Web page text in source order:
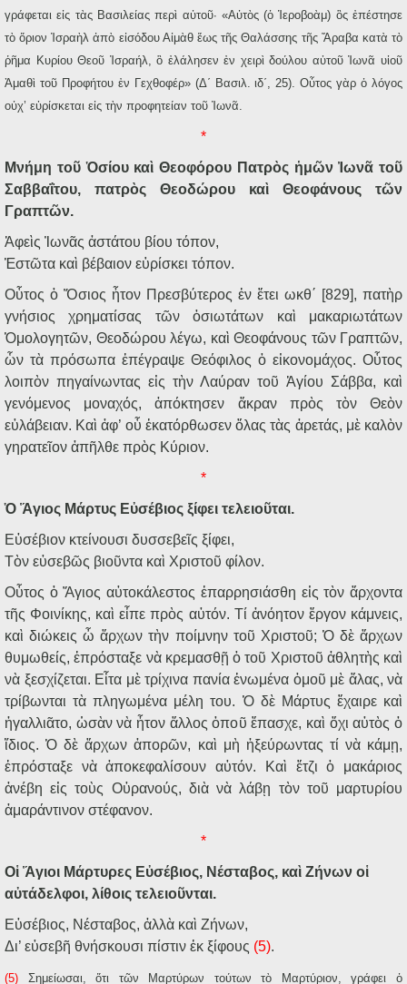
γράφεται εἰς τὰς Βασιλείας περὶ αὐτοῦ· «Αὐτὸς (ὁ Ἱεροβοὰμ) ὃς ἐπέστησε
τὸ ὅριον Ἰσραὴλ ἀπὸ εἰσόδου Αἰμὰθ ἕως τῆς Θαλάσσης τῆς Ἄραβα κατὰ τὸ
ῥῆμα Κυρίου Θεοῦ Ἰσραήλ, ὃ ἐλάλησεν ἐν χειρὶ δούλου αὑτοῦ Ἰωνᾶ υἱοῦ
Ἀμαθὶ τοῦ Προφήτου ἐν Γεχθοφέρ» (Δ΄ Βασιλ. ιδ΄, 25). Οὗτος γὰρ ὁ λόγος
οὐχ’ εὑρίσκεται εἰς τὴν προφητείαν τοῦ Ἰωνᾶ.
*
Μνήμη τοῦ Ὁσίου καὶ Θεοφόρου Πατρὸς ἡμῶν Ἰωνᾶ τοῦ
Σαββαΐτου, πατρὸς Θεοδώρου καὶ Θεοφάνους τῶν
Γραπτῶν.
Ἀφεὶς Ἰωνᾶς ἀστάτου βίου τόπον,
Ἑστῶτα καὶ βέβαιον εὑρίσκει τόπον.
Οὗτος ὁ Ὅσιος ἦτον Πρεσβύτερος ἐν ἔτει ωκθ΄ [829], πατὴρ
γνήσιος χρηματίσας τῶν ὁσιωτάτων καὶ μακαριωτάτων
Ὁμολογητῶν, Θεοδώρου λέγω, καὶ Θεοφάνους τῶν Γραπτῶν,
ὧν τὰ πρόσωπα ἐπέγραψε Θεόφιλος ὁ εἰκονομάχος. Οὗτος
λοιπὸν πηγαίνωντας εἰς τὴν Λαύραν τοῦ Ἁγίου Σάββα, καὶ
γενόμενος μοναχός, ἀπόκτησεν ἄκραν πρὸς τὸν Θεὸν
εὐλάβειαν. Καὶ ἀφ’ οὗ ἐκατόρθωσεν ὅλας τὰς ἀρετάς, μὲ καλὸν
γηρατεῖον ἀπῆλθε πρὸς Κύριον.
*
Ὁ Ἅγιος Μάρτυς Εὐσέβιος ξίφει τελειοῦται.
Εὐσέβιον κτείνουσι δυσσεβεῖς ξίφει,
Τὸν εὐσεβῶς βιοῦντα καὶ Χριστοῦ φίλον.
Οὗτος ὁ Ἅγιος αὐτοκάλεστος ἐπαρρησιάσθη εἰς τὸν ἄρχοντα
τῆς Φοινίκης, καὶ εἶπε πρὸς αὐτόν. Τί ἀνόητον ἔργον κάμνεις,
καὶ διώκεις ὦ ἄρχων τὴν ποίμνην τοῦ Χριστοῦ; Ὁ δὲ ἄρχων
θυμωθείς, ἐπρόσταξε νὰ κρεμασθῇ ὁ τοῦ Χριστοῦ ἀθλητὴς καὶ
νὰ ξεσχίζεται. Εἶτα μὲ τρίχινα πανία ἑνωμένα ὁμοῦ μὲ ἅλας, νὰ
τρίβωνται τὰ πληγωμένα μέλη του. Ὁ δὲ Μάρτυς ἔχαιρε καὶ
ἠγαλλιᾶτο, ὡσὰν νὰ ἦτον ἄλλος ὁποῦ ἔπασχε, καὶ ὄχι αὐτὸς ὁ
ἴδιος. Ὁ δὲ ἄρχων ἀπορῶν, καὶ μὴ ἠξεύρωντας τί νὰ κάμῃ,
ἐπρόσταξε νὰ ἀποκεφαλίσουν αὐτόν. Καὶ ἔτζι ὁ μακάριος
ἀνέβη εἰς τοὺς Οὐρανούς, διὰ νὰ λάβῃ τὸν τοῦ μαρτυρίου
ἀμαράντινον στέφανον.
*
Οἱ Ἅγιοι Μάρτυρες Εὐσέβιος, Νέσταβος, καὶ Ζήνων οἱ
αὐτάδελφοι, λίθοις τελειοῦνται.
Εὐσέβιος, Νέσταβος, ἀλλὰ καὶ Ζήνων,
Δι’ εὐσεβῆ θνήσκουσι πίστιν ἐκ ξίφους (5).
(5) Σημείωσαι, ὅτι τῶν Μαρτύρων τούτων τὸ Μαρτύριον, γράφει ὁ